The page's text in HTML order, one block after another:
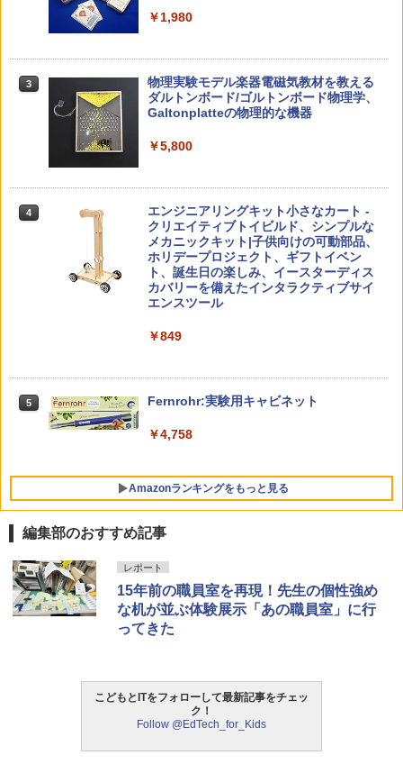
3 先生のためのGoogle AI完全攻略図鑑
￥-
4 子どもが変わる魔法の言葉
￥2,200
向山洋一の系譜、その先へ 授業の腕を磨
￥2,750
【くもん出版公式特別セット】くもん出
版(KUMON PUBLISHING) くもんの日本
知育玩具 おもちゃ 5歳以上 KUMON PN-
￥4,046
くもん出版(KUMON PUBLISHING) ロジ
カル国旗パズル 知育玩具 おもちゃ 4歳以
上 KUMON LK-10
育玩具 1 2 3歳誕生日プレゼント男の子
早期開発 (スタンダード・エディション)
￥4,290
戦！編
￥1,320
ット図鑑 (サンクチュアリ出版)
￥1,980
3
物理実験モデル楽器電磁気教材を教える
ダルトンボード/ゴルトンボード物理学、
Galtonplatteの物理的な機器
￥5,800
4
エンジニアリングキット小さなカート -
クリエイティブトイビルド、シンプルな
メカニックキット|子供向けの可動部品、
ホリデープロジェクト、ギフトイベン
ト、誕生日の楽しみ、イースターディス
カバリーを備えたインタラクティブサイ
エンスツール
￥849
5 Fernrohr:実験用キャビネット
￥4,758
Amazonランキングをもっと見る
編集部のおすすめ記事
レポート
15年前の職員室を再現！先生の個性強め
な机が並ぶ体験展示「あの職員室」に行
ってきた
こどもとITをフォローして最新記事をチェッ
ク！
Follow @EdTech_for_Kids